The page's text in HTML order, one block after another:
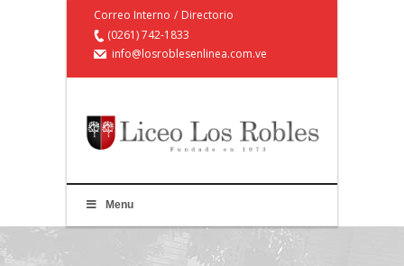
Correo Interno / Directorio
(0261) 742-1833
info@losroblesenlinea.com.ve
Menu